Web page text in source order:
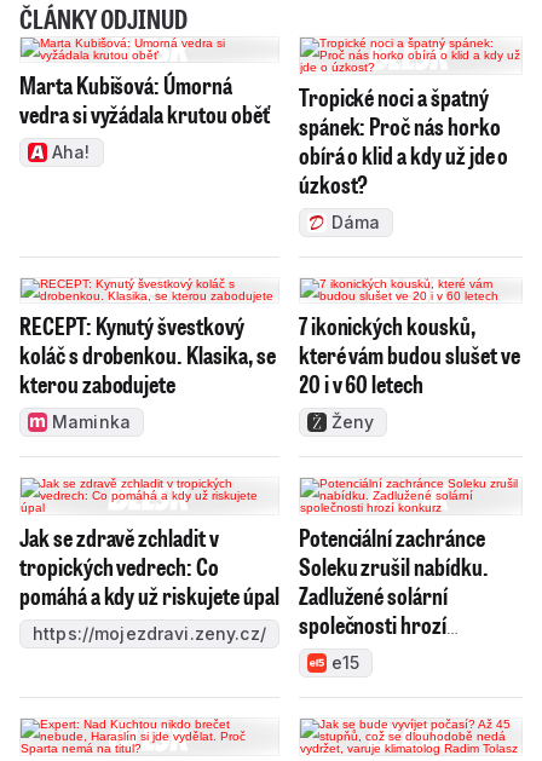
ČLÁNKY ODJINUD
Marta Kubišová: Úmorná
vedra si vyžádala krutou oběť
Aha!
Tropické noci a špatný
spánek: Proč nás horko
obírá o klid a kdy už jde o
úzkost?
Dáma
RECEPT: Kynutý švestkový
koláč s drobenkou. Klasika, se
kterou zabodujete
Maminka
7 ikonických kousků,
které vám budou slušet ve
20 i v 60 letech
Ženy
Jak se zdravě zchladit v
tropických vedrech: Co
pomáhá a kdy už riskujete úpal
https://mojezdravi.zeny.cz/
Potenciální zachránce
Soleku zrušil nabídku.
Zadlužené solární
společnosti hrozí
konkurz
e15